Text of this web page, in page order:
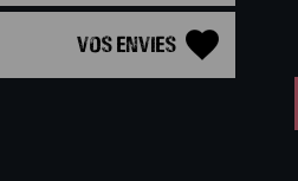
Vos Envies